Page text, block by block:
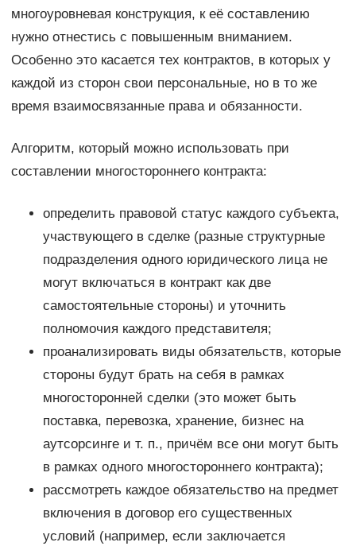
многоуровневая конструкция, к её составлению
нужно отнестись с повышенным вниманием.
Особенно это касается тех контрактов, в которых у
каждой из сторон свои персональные, но в то же
время взаимосвязанные права и обязанности.
Алгоритм, который можно использовать при
составлении многостороннего контракта:
определить правовой статус каждого субъекта,
участвующего в сделке (разные структурные
подразделения одного юридического лица не
могут включаться в контракт как две
самостоятельные стороны) и уточнить
полномочия каждого представителя;
проанализировать виды обязательств, которые
стороны будут брать на себя в рамках
многосторонней сделки (это может быть
поставка, перевозка, хранение, бизнес на
аутсорсинге и т. п., причём все они могут быть
в рамках одного многостороннего контракта);
рассмотреть каждое обязательство на предмет
включения в договор его существенных
условий (например, если заключается